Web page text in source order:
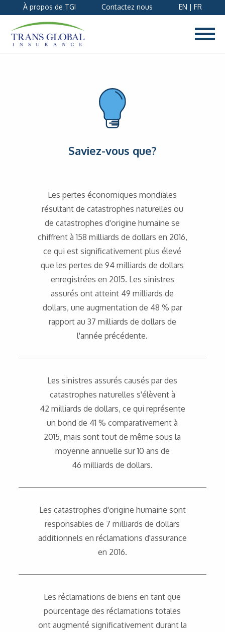
À propos de TGI Contactez nous EN |FR
Saviez-vous que?
Les pertes économiques mondiales
résultant de catastrophes naturelles ou
de catastrophes d'origine humaine se
chiffrent à 158 milliards de dollars en 2016,
ce qui est significativement plus élevé
que les pertes de 94 milliards de dollars
enregistrées en 2015. Les sinistres
assurés ont atteint 49 milliards de
dollars, une augmentation de 48 % par
rapport au 37 milliards de dollars de
l'année précédente.
Les sinistres assurés causés par des
catastrophes naturelles s'élèvent à
42 milliards de dollars, ce qui représente
un bond de 41 % comparativement à
2015, mais sont tout de même sous la
moyenne annuelle sur 10 ans de
46 milliards de dollars.
Les catastrophes d'origine humaine sont
responsables de 7 milliards de dollars
additionnels en réclamations d'assurance
en 2016.
Les réclamations de biens en tant que
pourcentage des réclamations totales
ont augmenté significativement durant la